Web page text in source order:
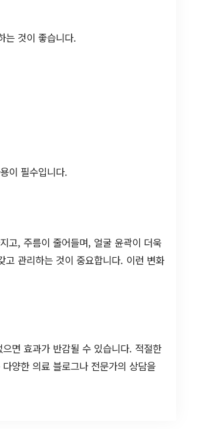
는 것이 좋습니다.
이 필수입니다.
고, 주름이 줄어들며, 얼굴 윤곽이 더욱
관리하는 것이 중요합니다. 이런 변화
면 효과가 반감될 수 있습니다. 적절한
양한 의료 블로그나 전문가의 상담을